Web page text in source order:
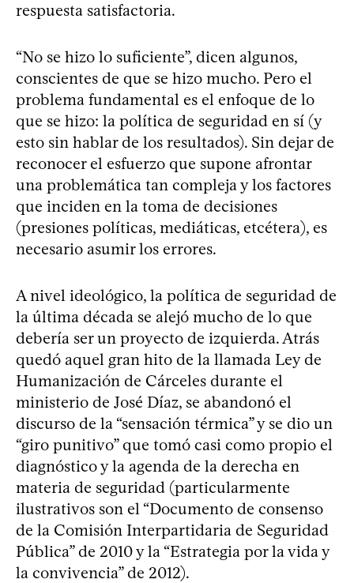
respuesta satisfactoria.
“No se hizo lo suficiente”, dicen algunos,
conscientes de que se hizo mucho. Pero el
problema fundamental es el enfoque de lo
que se hizo: la política de seguridad en sí (y
esto sin hablar de los resultados). Sin dejar de
reconocer el esfuerzo que supone afrontar
una problemática tan compleja y los factores
que inciden en la toma de decisiones
(presiones políticas, mediáticas, etcétera), es
necesario asumir los errores.
A nivel ideológico, la política de seguridad de
la última década se alejó mucho de lo que
debería ser un proyecto de izquierda. Atrás
quedó aquel gran hito de la llamada Ley de
Humanización de Cárceles durante el
ministerio de José Díaz, se abandonó el
discurso de la “sensación térmica” y se dio un
“giro punitivo” que tomó casi como propio el
diagnóstico y la agenda de la derecha en
materia de seguridad (particularmente
ilustrativos son el “Documento de consenso
de la Comisión Interpartidaria de Seguridad
Pública” de 2010 y la “Estrategia por la vida y
la convivencia” de 2012).